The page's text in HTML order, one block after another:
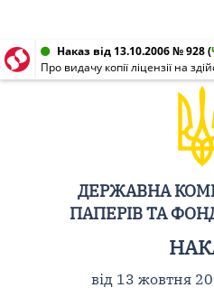
Наказ від 13.10.2006 № 928(
ДЕРЖАВНА
ПАПЕРІВ ТА
від 13 жовтня